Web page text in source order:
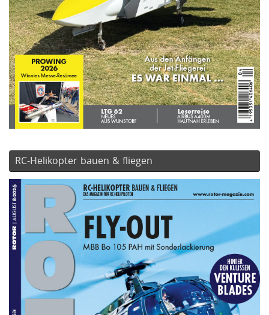
RC-Helikopter bauen & fliegen